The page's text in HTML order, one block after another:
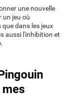
une nouvelle
un jeu où
dans les jeux
aussi l'inhibition et